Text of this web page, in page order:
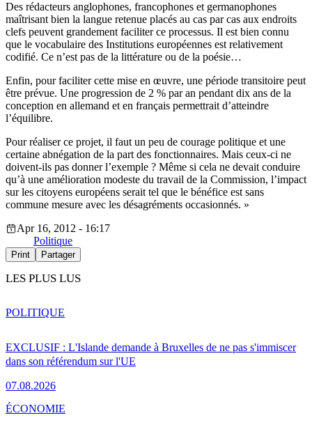
Des rédacteurs anglophones, francophones et germanophones
maîtrisant bien la langue retenue placés au cas par cas aux endroits
clefs peuvent grandement faciliter ce processus. Il est bien connu
que le vocabulaire des Institutions européennes est relativement
codifié. Ce n’est pas de la littérature ou de la poésie…
Enfin, pour faciliter cette mise en œuvre, une période transitoire peut
être prévue. Une progression de 2 % par an pendant dix ans de la
conception en allemand et en français permettrait d’atteindre
l’équilibre.
Pour réaliser ce projet, il faut un peu de courage politique et une
certaine abnégation de la part des fonctionnaires. Mais ceux-ci ne
doivent-ils pas donner l’exemple ? Même si cela ne devait conduire
qu’à une amélioration modeste du travail de la Commission, l’impact
sur les citoyens européens serait tel que le bénéfice est sans
commune mesure avec les désagréments occasionnés. »
Apr 16, 2012 - 16:17
Politique
Print Partager
LES PLUS LUS
EXCLUSIF : L'Islande demande à Bruxelles de ne pas s'immiscer
dans son référendum sur l'UE
07.08.2026
POLITIQUE
ÉCONOMIE